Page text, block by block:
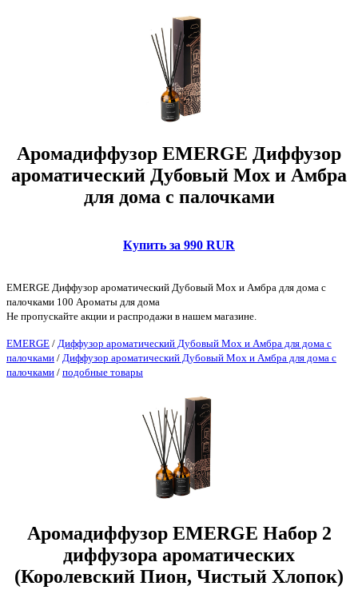
Аромадиффузор EMERGE Диффузор
ароматический Дубовый Мох и Амбра
для дома с палочками
Купить за 990 RUR
EMERGE Диффузор ароматический Дубовый Мох и Амбра для дома с
палочками 100 Ароматы для дома
Не пропускайте акции и распродажи в нашем магазине.
EMERGE / Диффузор ароматический Дубовый Мох и Амбра для дома с
палочками / Диффузор ароматический Дубовый Мох и Амбра для дома с
палочками / подобные товары
Аромадиффузор EMERGE Набор 2
диффузора ароматических
(Королевский Пион, Чистый Хлопок)